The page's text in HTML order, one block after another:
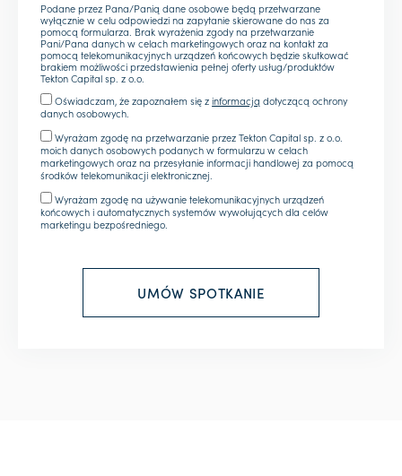
Podane przez Pana/Panią dane osobowe będą przetwarzane
wyłącznie w celu odpowiedzi na zapytanie skierowane do nas za
pomocą formularza. Brak wyrażenia zgody na przetwarzanie
Pani/Pana danych w celach marketingowych oraz na kontakt za
pomocą telekomunikacyjnych urządzeń końcowych będzie skutkować
brakiem możliwości przedstawienia pełnej oferty usług/produktów
Tekton Capital sp. z o.o.
Oświadczam, że zapoznałem się zinformacją dotyczącą ochrony
danych osobowych.
Wyrażam zgodę na przetwarzanie przez Tekton Capital sp. z o.o.
moich danych osobowych podanych w formularzu w celach
marketingowych oraz na przesyłanie informacji handlowej za pomocą
środków telekomunikacji elektronicznej.
Wyrażam zgodę na używanie telekomunikacyjnych urządzeń
końcowych i automatycznych systemów wywołujących dla celów
marketingu bezpośredniego.